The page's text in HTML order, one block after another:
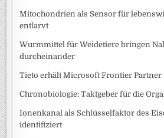
Mitochondrien als Sensor für
entlarvt
Wurmmittel für Weidetiere bringen
durcheinander
Tieto erhält Microsoft Frontier Partner
Chronobiologie: Taktgeber für die
Ionenkanal als Schlüsselfaktor des
identifiziert